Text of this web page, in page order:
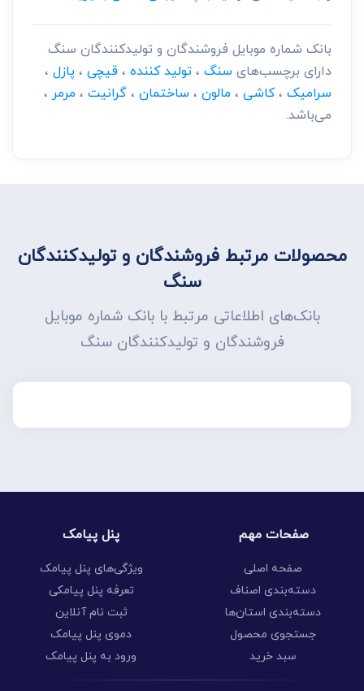
بانک شماره موبایل فروشندگان و تولیدکنندگان سنگ
دارای برچسب‌های سنگ ،تولید کننده ، قیچی ،پازل ،
سرامیک ،کاشی ، مالون ، ساختمان ،گرانیت ، مرمر ،
می‌باشد.
محصولات مرتبط فروشندگان و تولیدکنندگان
سنگ
بانک‌های اطلاعاتی مرتبط با بانک شماره موبایل
فروشندگان و تولیدکنندگان سنگ
صفحات مهم
صفحه اصلی
دسته‌بندی اصناف
دسته‌بندی استان‌ها
جستجوی محصول
سبد خرید
پنل پیامک
ویژگی‌های پنل پیامک
تعرفه پنل پیامکی
ثبت نام آنلاین
دموی پنل پیامک
ورود به پنل پیامک